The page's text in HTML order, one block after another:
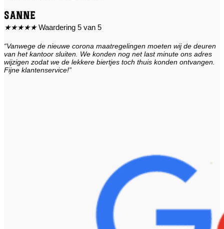
Sanne
★★★★★ Waardering 5 van 5
“Vanwege de nieuwe corona maatregelingen moeten wij de deuren
van het kantoor sluiten. We konden nog net last minute ons adres
wijzigen zodat we de lekkere biertjes toch thuis konden ontvangen.
Fijne klantenservice!”